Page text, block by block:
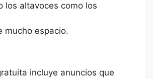
los altavoces como los
mucho espacio.
incluye anuncios que